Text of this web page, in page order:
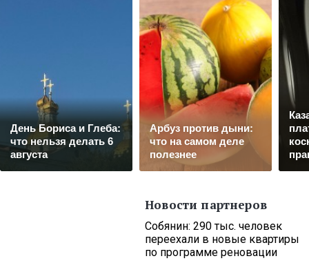
День Бориса и Глеба:
что нельзя делать 6
августа
Арбуз против дыни:
что на самом деле
полезнее
Новости партнеров
Собянин: 290 тыс. человек
переехали в новые квартиры
по программе реновации